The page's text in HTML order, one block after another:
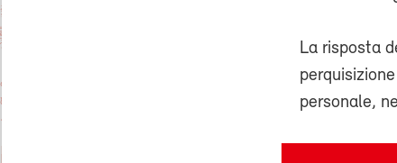
La risposta
personale,